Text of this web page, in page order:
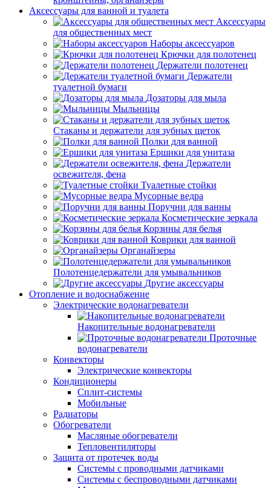
Аксессуары для ванной и туалета
Аксессуары
для общественных мест
Наборы аксессуаров
Крючки для полотенец
Держатели полотенец
Держатели
туалетной бумаги
Дозаторы для мыла
Мыльницы
Стаканы и держатели для зубных щеток
Полки для ванной
Ершики для унитаза
Держатели
освежителя, фена
Туалетные стойки
Мусорные ведра
Поручни для ванны
Косметические зеркала
Корзины для белья
Коврики для ванной
Органайзеры
Полотенцедержатели для умывальников
Другие аксессуары
Отопление и водоснабжение
Электрические водонагреватели
Накопительные водонагреватели
Проточные
водонагреватели
Конвекторы
Электрические конвекторы
Кондиционеры
Сплит-системы
Мобильные
Радиаторы
Обогреватели
Масляные обогреватели
Тепловентиляторы
Защита от протечек воды
Системы с проводными датчиками
Системы с беспроводными датчиками